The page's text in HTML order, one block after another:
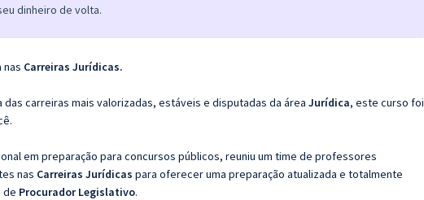
dinheiro de volta.
nas Carreiras Jurídicas.
carreiras mais valorizadas, estáveis e disputadas da área Jurídica, este curso foi
em preparação para concursos públicos, reuniu um time de professores
nas Carreiras Jurídicas para oferecer uma preparação atualizada e totalmente
de Procurador Legislativo.